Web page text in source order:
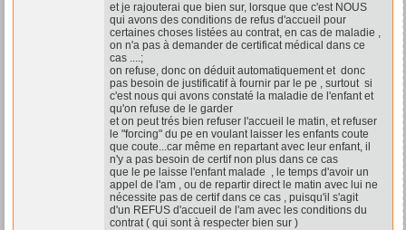
et je rajouterai que bien sur, lorsque que c'est NOUS
qui avons des conditions de refus d'accueil pour
certaines choses listées au contrat, en cas de maladie ,
on n'a pas à demander de certificat médical dans ce
cas ....;
on refuse, donc on déduit automatiquement et donc
pas besoin de justificatif à fournir par le pe , surtout si
c'est nous qui avons constaté la maladie de l'enfant et
qu'on refuse de le garder
et on peut trés bien refuser l'accueil le matin, et refuser
le "forcing" du pe en voulant laisser les enfants coute
que coute...car même en repartant avec leur enfant, il
n'y a pas besoin de certif non plus dans ce cas
que le pe laisse l'enfant malade , le temps d'avoir un
appel de l'am , ou de repartir direct le matin avec lui ne
nécessite pas de certif dans ce cas , puisqu'il s'agit
d'un REFUS d'accueil de l'am avec les conditions du
contrat ( qui sont à respecter bien sur )